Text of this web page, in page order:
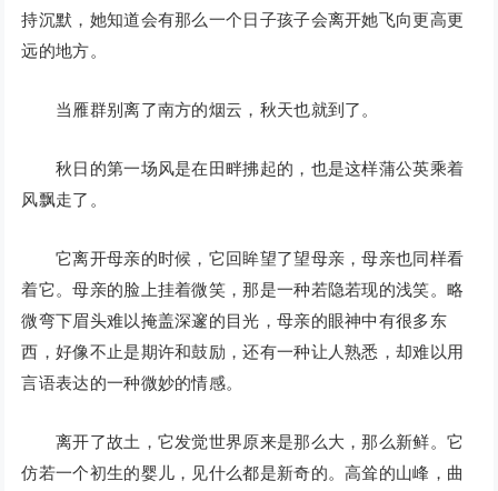
持沉默，她知道会有那么一个日子孩子会离开她飞向更高更
远的地方。
当雁群别离了南方的烟云，秋天也就到了。
秋日的第一场风是在田畔拂起的，也是这样蒲公英乘着
风飘走了。
它离开母亲的时候，它回眸望了望母亲，母亲也同样看
着它。母亲的脸上挂着微笑，那是一种若隐若现的浅笑。略
微弯下眉头难以掩盖深邃的目光，母亲的眼神中有很多东
西，好像不止是期许和鼓励，还有一种让人熟悉，却难以用
言语表达的一种微妙的情感。
离开了故土，它发觉世界原来是那么大，那么新鲜。它
仿若一个初生的婴儿，见什么都是新奇的。高耸的山峰，曲